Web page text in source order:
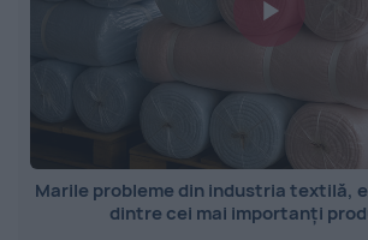
Marile probleme din industria textilă,
dintre cei mai importanți